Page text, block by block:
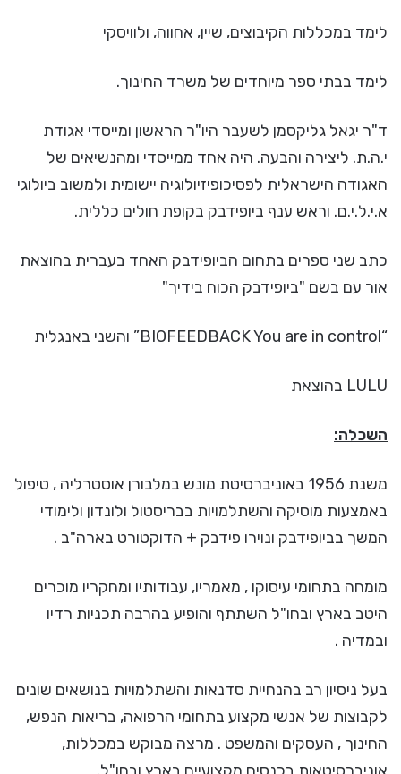
לימד במכללות הקיבוצים, שיין, אחווה, ולוויסקי
לימד בבתי ספר מיוחדים של משרד החינוך.
ד"ר יגאל גליקסמן לשעבר היו"ר הראשון ומייסדי אגודת
י.ה.ת. ליצירה והבעה. היה אחד ממייסדי ומהנשיאים של
האגודה הישראלית לפסיכופיזיולוגיה יישומית ולמשוב ביולוגי
א.י.ל.י.ם. וראש ענף ביופידבק בקופת חולים כללית.
כתב שני ספרים בתחום הביופידבק האחד בעברית בהוצאת
אור עם בשם "ביופידבק הכוח בידיך"
“BIOFEEDBACK You are in control” והשני באנגלית
LULU בהוצאת
השכלה:
משנת 1956 באוניברסיטת מונש במלבורן אוסטרליה , טיפול
באמצעות מוסיקה והשתלמויות בבריסטול ולונדון ולימודי
המשך בביופידבק ונוירו פידבק + הדוקטורט בארה"ב .
מומחה בתחומי עיסוקו , מאמריו, עבודותיו ומחקריו מוכרים
היטב בארץ ובחו"ל השתתף והופיע בהרבה תכניות רדיו
ובמדיה .
בעל ניסיון רב בהנחיית סדנאות והשתלמויות בנושאים שונים
לקבוצות של אנשי מקצוע בתחומי הרפואה, בריאות הנפש,
החינוך , העסקים והמשפט . מרצה מבוקש במכללות,